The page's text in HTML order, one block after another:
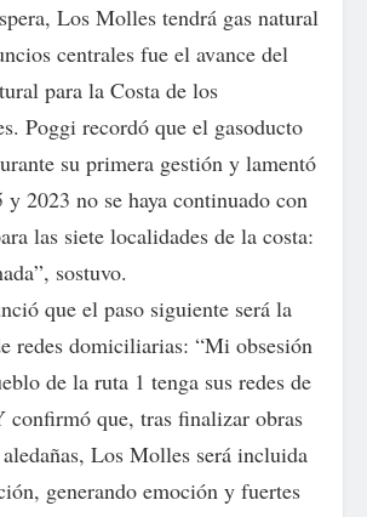
Los Molles tendrá gas natural
centrales fue el avance del
para la Costa de los
Poggi recordó que el gasoducto
su primera gestión y lamentó
y 2023 no se haya continuado con
las siete localidades de la costa:
sostuvo.
que el paso siguiente será la
redes domiciliarias: “Mi obsesión
de la ruta 1 tenga sus redes de
confirmó que, tras finalizar obras
Los Molles será incluida
generando emoción y fuertes